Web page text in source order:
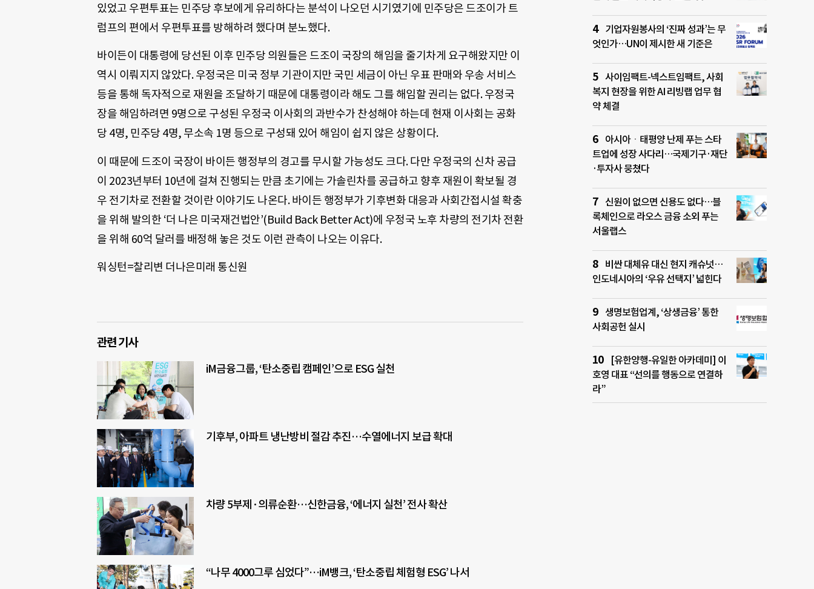
있었고 우편투표는 민주당 후보에게 유리하다는 분석이 나오던 시기였기에 민주당은 드조이가 트
럼프의 편에서 우편투표를 방해하려 했다며 분노했다.
바이든이 대통령에 당선된 이후 민주당 의원들은 드조이 국장의 해임을 줄기차게 요구해왔지만 이
역시 이뤄지지 않았다. 우정국은 미국 정부 기관이지만 국민 세금이 아닌 우표 판매와 우송 서비스
등을 통해 독자적으로 재원을 조달하기 때문에 대통령이라 해도 그를 해임할 권리는 없다. 우정국
장을 해임하려면 9명으로 구성된 우정국 이사회의 과반수가 찬성해야 하는데 현재 이사회는 공화
당 4명, 민주당 4명, 무소속 1명 등으로 구성돼 있어 해임이 쉽지 않은 상황이다.
이 때문에 드조이 국장이 바이든 행정부의 경고를 무시할 가능성도 크다. 다만 우정국의 신차 공급
이 2023년부터 10년에 걸쳐 진행되는 만큼 초기에는 가솔린차를 공급하고 향후 재원이 확보될 경
우 전기차로 전환할 것이란 이야기도 나온다. 바이든 행정부가 기후변화 대응과 사회간접시설 확충
을 위해 발의한 ‘더 나은 미국재건법안’(Build Back Better Act)에 우정국 노후 차량의 전기차 전환
을 위해 60억 달러를 배정해 놓은 것도 이런 관측이 나오는 이유다.
워싱턴=찰리변 더나은미래 통신원
관련 기사
iM금융그룹, ‘탄소중립 캠페인’으로 ESG 실천
기후부, 아파트 냉난방비 절감 추진…수열에너지 보급 확대
차량 5부제·의류순환…신한금융, ‘에너지 실천’ 전사 확산
“나무 4000그루 심었다”…iM뱅크, ‘탄소중립 체험형 ESG’ 나서
기업자원봉사의 ‘진짜 성과’는 무
엇인가…UN이 제시한 새 기준은
사이임팩트-넥스트임팩트, 사회
복지 현장을 위한 AI 리빙랩 업무 협
약 체결
아시아ㆍ태평양 난제 푸는 스타
트업에 성장 사다리…국제기구·재단
·투자사 뭉쳤다
신원이 없으면 신용도 없다…블
록체인으로 라오스 금융 소외 푸는
서울랩스
비싼 대체유 대신 현지 캐슈넛…
인도네시아의 ‘우유 선택지’ 넓힌다
생명보험업계, ‘상생금융’ 통한
사회공헌 실시
[유한양행-유일한 아카데미] 이
호영 대표 “선의를 행동으로 연결하
라”